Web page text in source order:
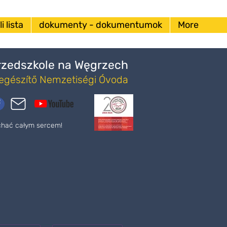
lista dokumenty - dokumentumok More
całym sercem!
na Węgrzech
Nemzetiségi Óvoda